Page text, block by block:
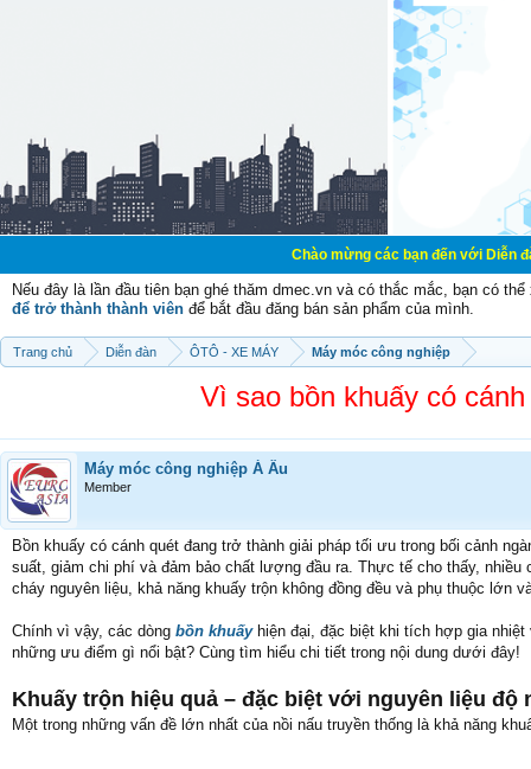
Chào mừng các bạn đến với Diễn đàn Cơ Điện -
Nếu đây là lần đầu tiên bạn ghé thăm dmec.vn và có thắc mắc, bạn có
để trở thành thành viên để bắt đầu đăng bán sản phẩm của mình.
Trang chủ Diễn đàn ÔTÔ - XE MÁY Máy móc công nghiệp
Vì sao bồn khuấy có
Máy móc công nghiệp Á Âu
Member
Bồn khuấy có cánh quét đang trở thành giải pháp tối ưu trong bối cảnh
suất, giảm chi phí và đảm bảo chất lượng đầu ra. Thực tế cho thấy,
cháy nguyên liệu, khả năng khuấy trộn không đồng đều và phụ thuộc lớn
Chính vì vậy, các dòng bồn khuấyhiện đại, đặc biệt khi tích hợp gia nhiệt
những ưu điểm gì nổi bật? Cùng tìm hiểu chi tiết trong nội dung dưới đây!
Khuấy trộn hiệu quả – đặc biệt với nguyên liệu độ
Một trong những vấn đề lớn nhất của nồi nấu truyền thống là khả năng